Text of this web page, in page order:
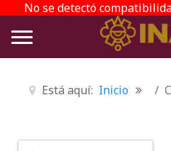
No se detectó
Está aquí: Inicio